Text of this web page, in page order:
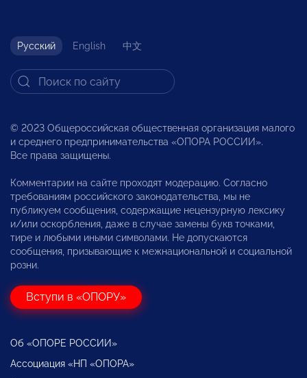
Русский English 中文
© 2023 Общероссийская общественная организация малого
и среднего предпринимательства «ОПОРА РОССИИ».
Все права защищены.
Комментарии на сайте проходят модерацию. Согласно
требованиям российского законодательства, мы не
публикуем сообщения, содержащие нецензурную лексику
и/или оскорбления, даже в случае замены букв точками,
тире и любыми иными символами. Не допускаются
сообщения, призывающие к межнациональной и социальной
розни.
Вступи в «ОПОРУ»
Об «ОПОРЕ РОССИИ»
Ассоциация «НП «ОПОРА»